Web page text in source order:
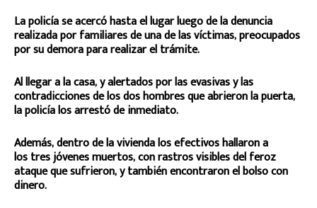
La policía se acercó hasta el lugar luego de la denuncia
realizada por familiares de una de las víctimas, preocupados
por su demora para realizar el trámite.
Al llegar a la casa, y alertados por las evasivas y las
contradicciones de los dos hombres que abrieron la puerta,
la policía los arrestó de inmediato.
Además, dentro de la vivienda los efectivos hallaron a
los tres jóvenes muertos, con rastros visibles del feroz
ataque que sufrieron, y también encontraron el bolso con
dinero.